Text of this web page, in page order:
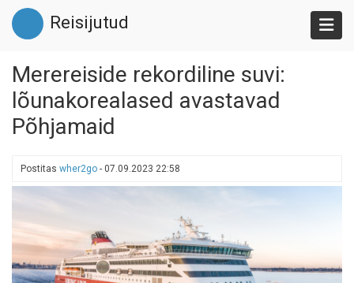
Liigu
edasi
põhisisu
Reisijutud
Merereiside rekordiline suvi:
lõunakorealased avastavad
Põhjamaid
Postitas wher2go - 07.09.2023 22:58